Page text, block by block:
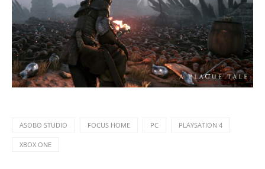
ASOBO STUDIO FOCUS HOME PC PLAYSATION 4
XBOX ONE